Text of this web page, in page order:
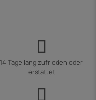
14 Tage lang zufrieden oder
erstattet